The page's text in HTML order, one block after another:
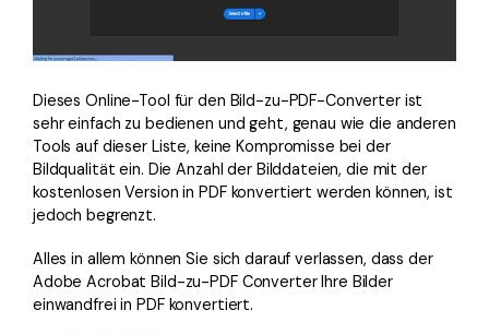
Dieses Online-Tool für den Bild-zu-PDF-Converter ist
sehr einfach zu bedienen und geht, genau wie die anderen
Tools auf dieser Liste, keine Kompromisse bei der
Bildqualität ein. Die Anzahl der Bilddateien, die mit der
kostenlosen Version in PDF konvertiert werden können, ist
jedoch begrenzt.
Alles in allem können Sie sich darauf verlassen, dass der
Adobe Acrobat Bild-zu-PDF Converter Ihre Bilder
einwandfrei in PDF konvertiert.